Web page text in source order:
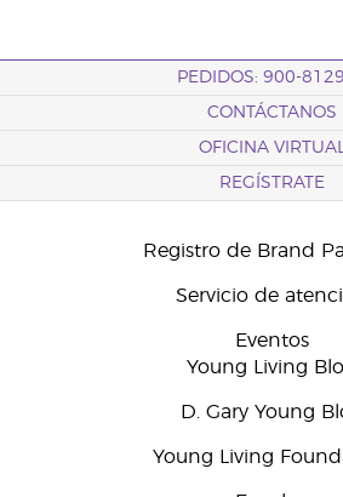
PEDIDOS: 900-
CONTÁCTANOS
OFICINA
REGÍSTRATE
Registro de Brand
Servicio de
Eventos
Young Living
D. Gary Young
Young Living